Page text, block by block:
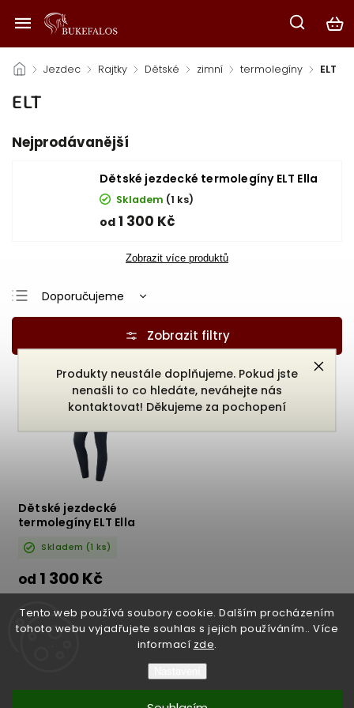
Tento web používá soubory cookie. Dalším procházením
tohoto webu vyjadřujete souhlas s jejich používáním.. Více
informací zde.
Produkty neustále doplňujeme. Pokud jste
nenašli to co hledáte, neváhejte nás
kontaktovat! Děkujeme za pochopení
/ Jezdec / Rajtky / Dětské / zimní / termolegíny / ELT
ELT
Nejprodávanější
Dětské jezdecké termolegíny ELT Ella
Skladem (1 ks)
od 1 300 Kč
Zobrazit více produktů
Doporučujeme
Nejlevnější
Nejdražší
Nejprodávanější
Abecedně
Dětské jezdecké
termolegíny ELT Ella
Skladem (1 ks)
od 1 300 Kč
DETAIL
Copyright 2026Bukefalos. Všechna práva vyhrazena.